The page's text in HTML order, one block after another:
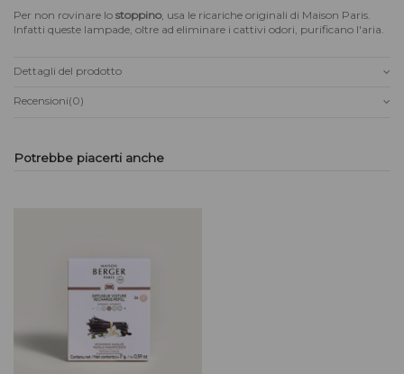
Per non rovinare lo stoppino, usa le ricariche originali di Maison Paris.
Infatti queste lampade, oltre ad eliminare i cattivi odori, purificano l'aria.
Dettagli del prodotto
Recensioni(0)
Potrebbe piacerti anche